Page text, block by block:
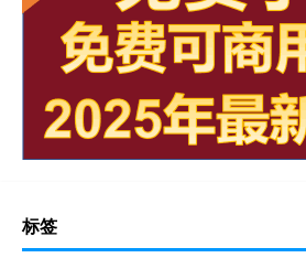
标签